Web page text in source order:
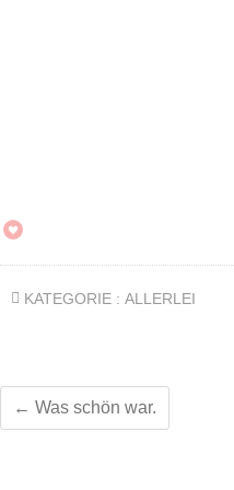
KATEGORIE : ALLERLEI
← Was schön war.